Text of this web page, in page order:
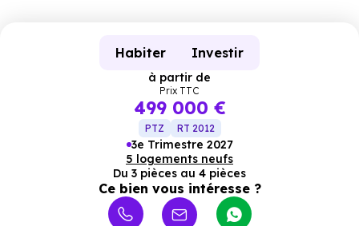
Habiter Investir
à partir de
Prix TTC
499 000 €
PTZ RT 2012
3e Trimestre 2027
5 logements neufs
Du 3 pièces au 4 pièces
Ce bien vous intéresse ?